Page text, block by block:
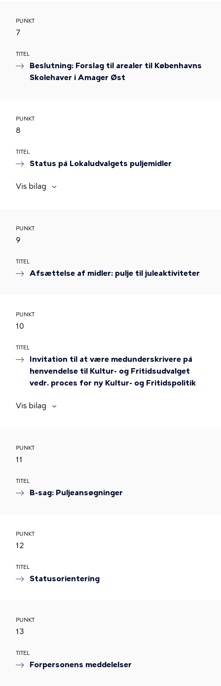
PUNKT
7
TITEL
Beslutning: Forslag til arealer til Københavns
Skolehaver i Amager Øst
PUNKT
8
TITEL
Status på Lokaludvalgets puljemidler
Vis bilag
PUNKT
9
TITEL
Afsættelse af midler: pulje til juleaktiviteter
PUNKT
10
TITEL
Invitation til at være medunderskrivere på
henvendelse til Kultur- og Fritidsudvalget
vedr. proces for ny Kultur- og Fritidspolitik
Vis bilag
PUNKT
11
TITEL
B-sag: Puljeansøgninger
PUNKT
12
TITEL
Statusorientering
PUNKT
13
TITEL
Forpersonens meddelelser